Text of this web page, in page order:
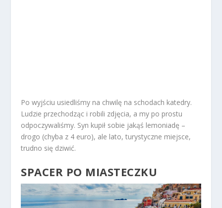
Po wyjściu usiedliśmy na chwilę na schodach katedry.
Ludzie przechodząc i robili zdjęcia, a my po prostu
odpoczywaliśmy. Syn kupił sobie jakąś lemoniadę –
drogo (chyba z 4 euro), ale lato, turystyczne miejsce,
trudno się dziwić.
SPACER PO MIASTECZKU